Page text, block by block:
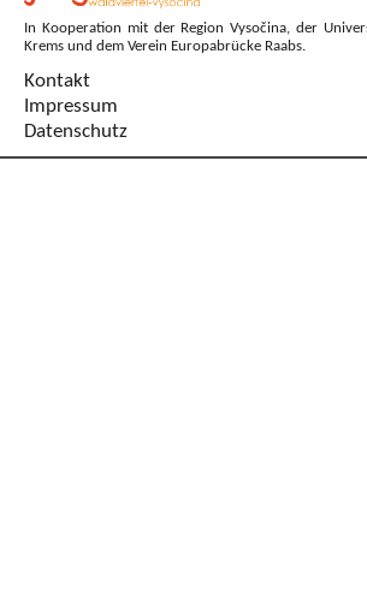
In Kooperation mit der Region Vysočina, der
Krems und dem Verein Europabrücke Raabs.
Kontakt
Impressum
Datenschutz